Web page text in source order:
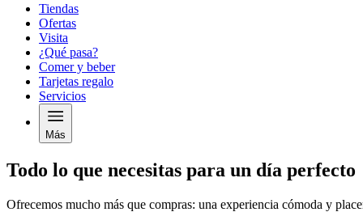
Tiendas
Ofertas
Visita
¿Qué pasa?
Comer y beber
Tarjetas regalo
Servicios
Más
Todo lo que necesitas para un día perfecto
Ofrecemos mucho más que compras: una experiencia cómoda y